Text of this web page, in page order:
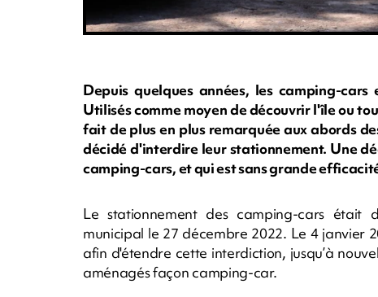
Depuis quelques années, les camping-
Utilisés comme moyen de découvrir l'île ou
fait de plus en plus remarquée aux abords
décidé d'interdire leur stationnement. Une
camping-cars, et qui est sans grande
Le stationnement des camping-cars
municipal le 27 décembre 2022. Le 4 janvier
afin d'étendre cette interdiction, jusqu’à
aménagés façon camping-car.